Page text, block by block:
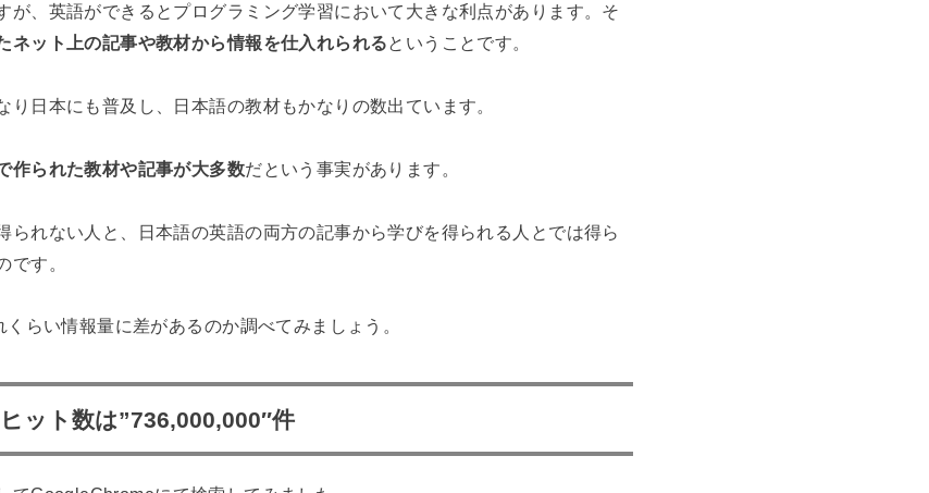
が、英語ができるとプログラミング学習において大きな利点があります。そ
ネット上の記事や教材から情報を仕入れられるということです。
り日本にも普及し、日本語の教材もかなりの数出ています。
作られた教材や記事が大多数だという事実があります。
られない人と、日本語の英語の両方の記事から学びを得られる人とでは得ら
です。
らい情報量に差があるのか調べてみましょう。
ット数は”736,000,000″件